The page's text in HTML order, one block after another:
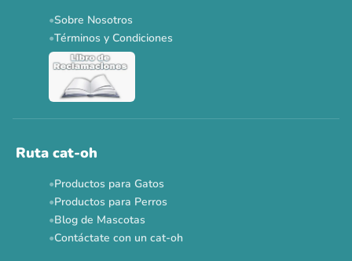
Ver todas las promos 🐾
Sobre Nosotros
Términos y Condiciones
Ruta cat-oh
Productos para Gatos
Productos para Perros
Blog de Mascotas
Contáctate con un cat-oh